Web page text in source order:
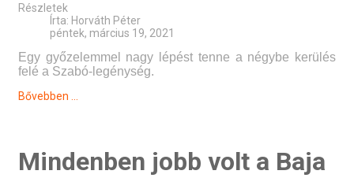
Részletek
Írta: Horváth Péter
péntek, március 19, 2021
Egy győzelemmel nagy lépést tenne a négybe kerülés
felé a Szabó-legénység.
Bővebben ...
Mindenben jobb volt a Baja